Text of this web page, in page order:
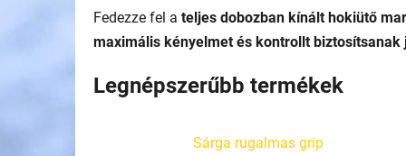
Fedezze fel a teljes dobozban kínált hokiütő
maximális kényelmet és kontrollt biztosítsanak
Legnépszerűbb termékek
Sárga rugalmas grip